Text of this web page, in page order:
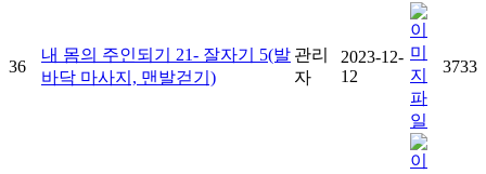
36
내 몸의 주인되기 21- 잘자기 5(발
바닥 마사지, 맨발걷기)
관리
자
2023-12-
12
3733